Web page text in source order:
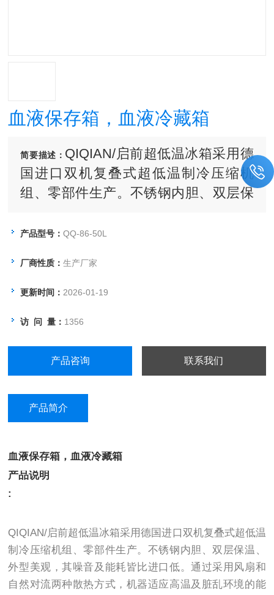
血液保存箱，血液冷藏箱
简要描述： QIQIAN/启前超低温冰箱采用德
国进口双机复叠式超低温制冷压缩机
组、零部件生产。不锈钢内胆、双层保
低。通过采用风扇和自然对流两种散热
大大加强。性能稳定，运行可靠，经济
实用，以较强的性价比优势逐渐赢得了
制品、化学试剂、血浆、疫苗、菌种、
生物样本等低温保存。
产品型号：QQ-86-50L
厂商性质：生产厂家
更新时间：2026-01-19
访 问 量： 1356
产品咨询 联系我们
产品简介
血液保存箱，血液冷藏箱
产品说明
:
QIQIAN/启前超低温冰箱采用德国进口双机复叠式超低温
制冷压缩机组、零部件生产。不锈钢内胆、双层保温、
外型美观，其噪音及能耗皆比进口低。通过采用风扇和
自然对流两种散热方式，机器适应高温及脏乱环境的能